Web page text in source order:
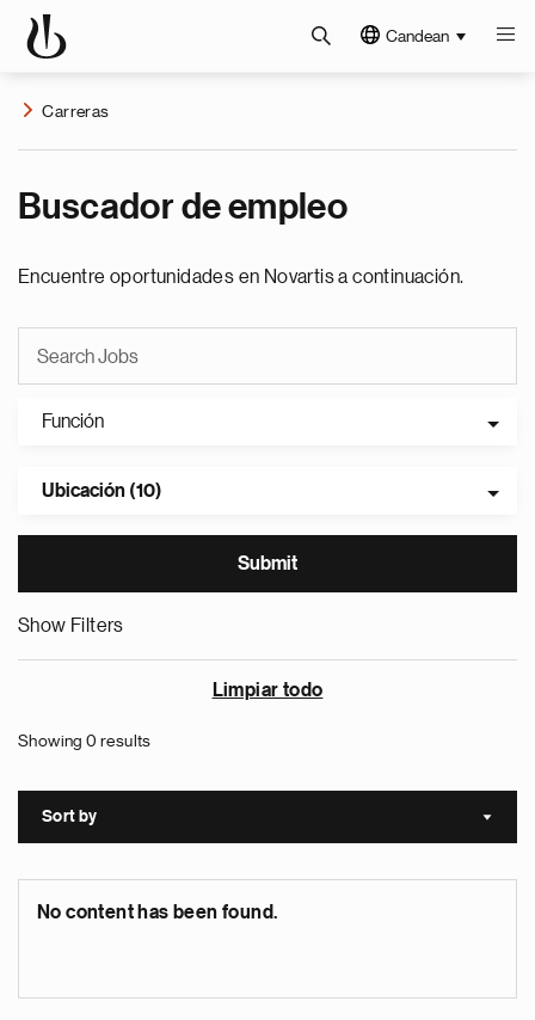
Candean
Carreras
Buscador de empleo
Encuentre oportunidades en Novartis a continuación.
Función
Ubicación (10)
Show Filters
Limpiar todo
Showing 0 results
Sort by Sort
No content has been found.